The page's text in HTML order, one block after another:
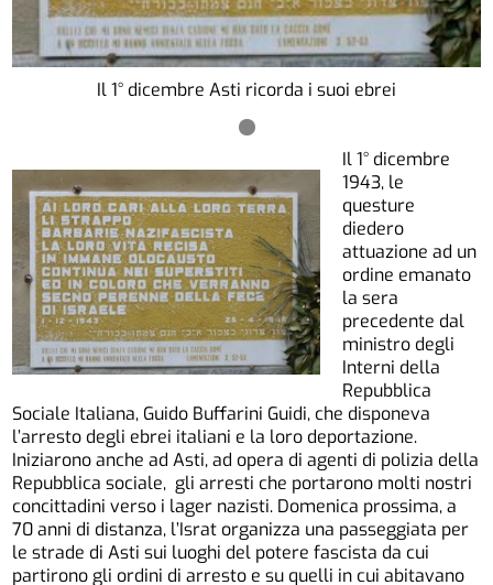
Il 1° dicembre Asti ricorda i suoi ebrei
Il 1° dicembre
1943, le
questure
diedero
attuazione ad un
ordine emanato
la sera
precedente dal
ministro degli
Interni della
Repubblica
Sociale Italiana, Guido Buffarini Guidi, che disponeva
l’arresto degli ebrei italiani e la loro deportazione.
Iniziarono anche ad Asti, ad opera di agenti di polizia della
Repubblica sociale, gli arresti che portarono molti nostri
concittadini verso i lager nazisti. Domenica prossima, a
70 anni di distanza, l’Israt organizza una passeggiata per
le strade di Asti sui luoghi del potere fascista da cui
partirono gli ordini di arresto e su quelli in cui abitavano